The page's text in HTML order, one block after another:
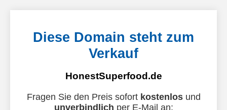
Diese Domain steht zum
Verkauf
HonestSuperfood.de
Fragen Sie den Preis sofort kostenlosund
unverbindlich per E-Mail an: